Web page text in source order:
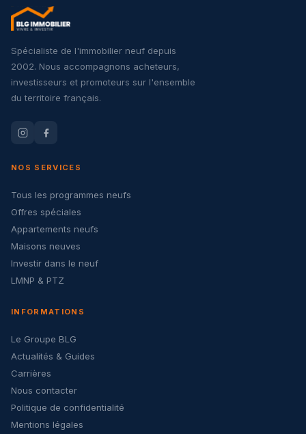
Spécialiste de l'immobilier neuf depuis
2002. Nous accompagnons acheteurs,
investisseurs et promoteurs sur l'ensemble
du territoire français.
NOS SERVICES
Tous les programmes neufs
Offres spéciales
Appartements neufs
Maisons neuves
Investir dans le neuf
LMNP & PTZ
INFORMATIONS
Le Groupe BLG
Actualités & Guides
Carrières
Nous contacter
Politique de confidentialité
Mentions légales